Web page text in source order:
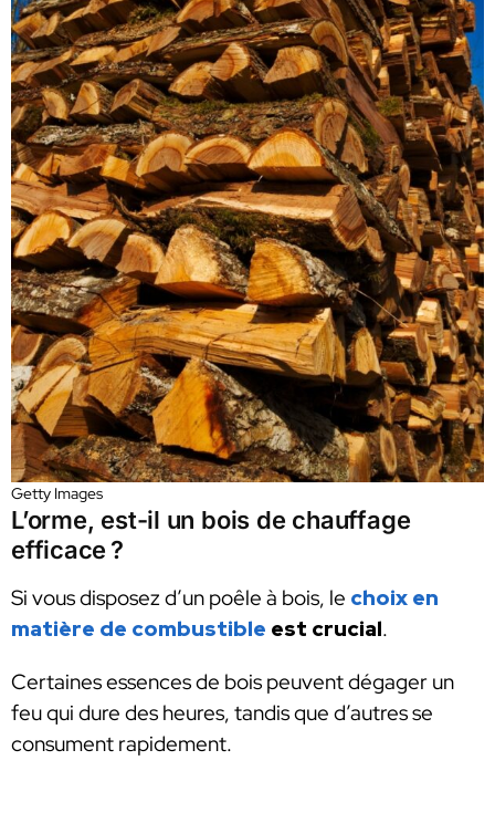
Getty Images
L’orme, est-il un bois de chauffage
efficace ?
Si vous disposez d’un poêle à bois, le choix en
matière de combustible est crucial.
Certaines essences de bois peuvent dégager un
feu qui dure des heures, tandis que d’autres se
consument rapidement.